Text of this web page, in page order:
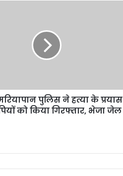
पुलिस ने हत्या के प्रयास
को किया गिरफ्तार, भेजा जेल